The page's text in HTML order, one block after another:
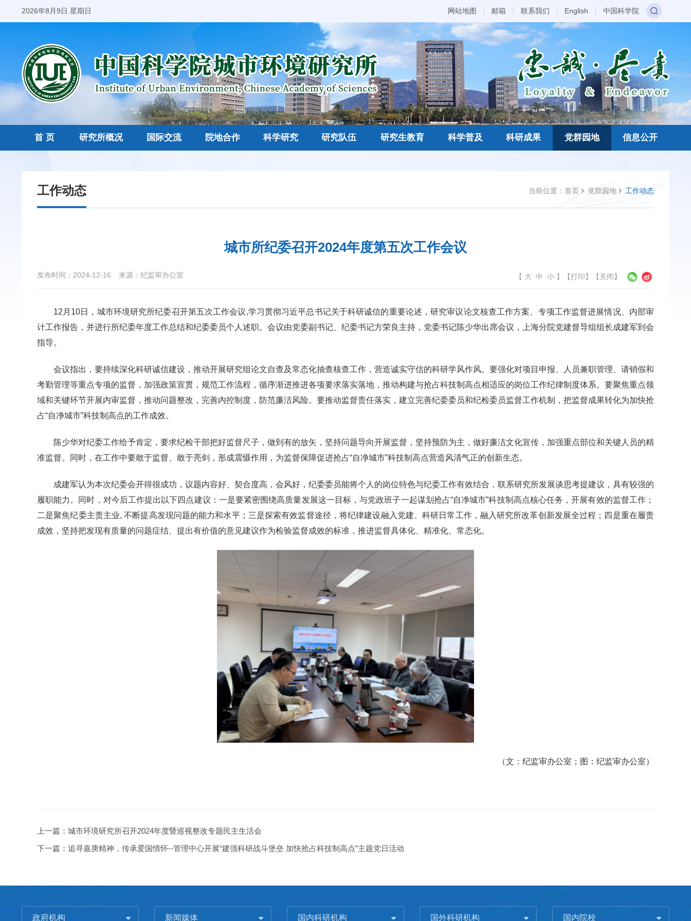
2026年8月9日 星期日 网站地图 邮箱 联系我们 English 中国科学院
首 页 研究所概况 国际交流 院地合作 科学研究 研究队伍 研究生教育 科学普及 科研成果 党群园地 信息公开
当前位置： 首页 党群园地 工作动态
工作动态
城市所纪委召开2024年度第五次工作会议
发布时间：2024-12-16 来源：纪监审办公室 【 大 中 小 】 【打印】【关闭】
12月10日，城市环境研究所纪委召开第五次工作会议,学习贯彻习近平总书记关于科研诚信的重要论述，研究审议论文核查工作方案、专项工作监督进展情况、内部审
计工作报告，并进行所纪委年度工作总结和纪委委员个人述职。会议由党委副书记、纪委书记方荣良主持，党委书记陈少华出席会议，上海分院党建督导组组长成建军到会
指导。
会议指出，要持续深化科研诚信建设，推动开展研究组论文自查及常态化抽查核查工作，营造诚实守信的科研学风作风。要强化对项目申报、人员兼职管理、请销假和
考勤管理等重点专项的监督，加强政策宣贯，规范工作流程，循序渐进推进各项要求落实落地，推动构建与抢占科技制高点相适应的岗位工作纪律制度体系。要聚焦重点领
域和关键环节开展内审监督，推动问题整改，完善内控制度，防范廉洁风险。要推动监督责任落实，建立完善纪委委员和纪检委员监督工作机制，把监督成果转化为加快抢
占“自净城市”科技制高点的工作成效。
陈少华对纪委工作给予肯定，要求纪检干部把好监督尺子，做到有的放矢，坚持问题导向开展监督，坚持预防为主，做好廉洁文化宣传，加强重点部位和关键人员的精
准监督。同时，在工作中要敢于监督、敢于亮剑，形成震慑作用，为监督保障促进抢占“自净城市”科技制高点营造风清气正的创新生态。
成建军认为本次纪委会开得很成功，议题内容好、契合度高，会风好，纪委委员能将个人的岗位特色与纪委工作有效结合，联系研究所发展谈思考提建议，具有较强的
履职能力。同时，对今后工作提出以下四点建议：一是要紧密围绕高质量发展这一目标，与党政班子一起谋划抢占“自净城市”科技制高点核心任务，开展有效的监督工作；
二是聚焦纪委主责主业, 不断提高发现问题的能力和水平；三是探索有效监督途径，将纪律建设融入党建、科研日常工作，融入研究所改革创新发展全过程；四是重在履责
成效，坚持把发现有质量的问题症结、提出有价值的意见建议作为检验监督成效的标准，推进监督具体化、精准化、常态化。
（文：纪监审办公室；图：纪监审办公室）
上一篇： 城市环境研究所召开2024年度暨巡视整改专题民主生活会
下一篇： 追寻嘉庚精神，传承爱国情怀--管理中心开展“建强科研战斗堡垒 加快抢占科技制高点”主题党日活动
政府机构 新闻媒体 国内科研机构 国外科研机构 国内院校